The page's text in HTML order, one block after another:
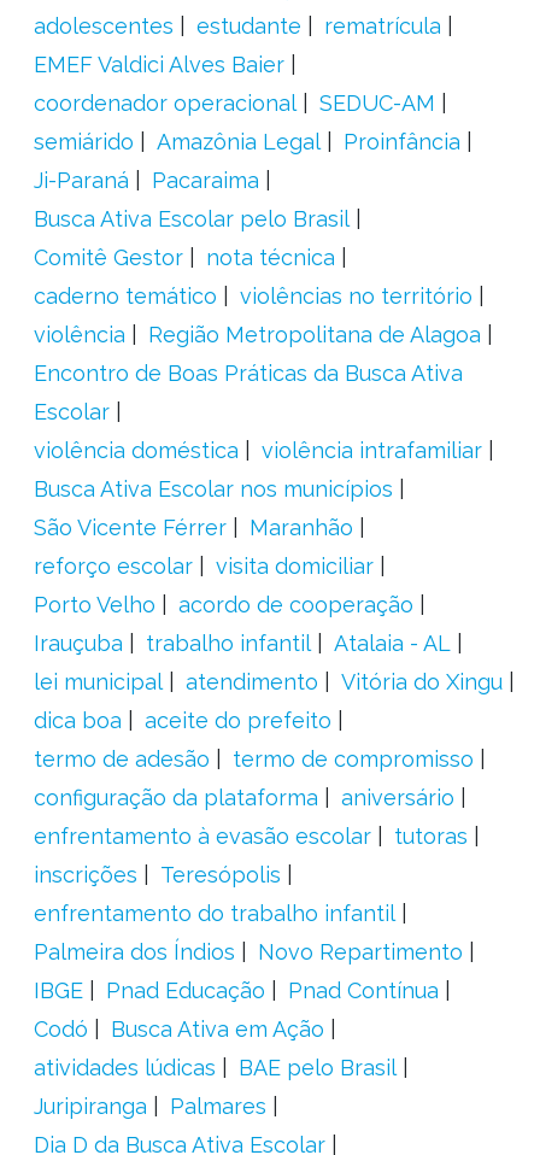
adolescentes
estudante
rematrícula
EMEF Valdici Alves Baier
coordenador operacional
SEDUC-AM
semiárido
Amazônia Legal
Proinfância
Ji-Paraná
Pacaraima
Busca Ativa Escolar pelo Brasil
Comitê Gestor
nota técnica
caderno temático
violências no território
violência
Região Metropolitana de Alagoa
Encontro de Boas Práticas da Busca Ativa
Escolar
violência doméstica
violência intrafamiliar
Busca Ativa Escolar nos municípios
São Vicente Férrer
Maranhão
reforço escolar
visita domiciliar
Porto Velho
acordo de cooperação
Irauçuba
trabalho infantil
Atalaia - AL
lei municipal
atendimento
Vitória do Xingu
dica boa
aceite do prefeito
termo de adesão
termo de compromisso
configuração da plataforma
aniversário
enfrentamento à evasão escolar
tutoras
inscrições
Teresópolis
enfrentamento do trabalho infantil
Palmeira dos Índios
Novo Repartimento
IBGE
Pnad Educação
Pnad Contínua
Codó
Busca Ativa em Ação
atividades lúdicas
BAE pelo Brasil
Juripiranga
Palmares
Dia D da Busca Ativa Escolar